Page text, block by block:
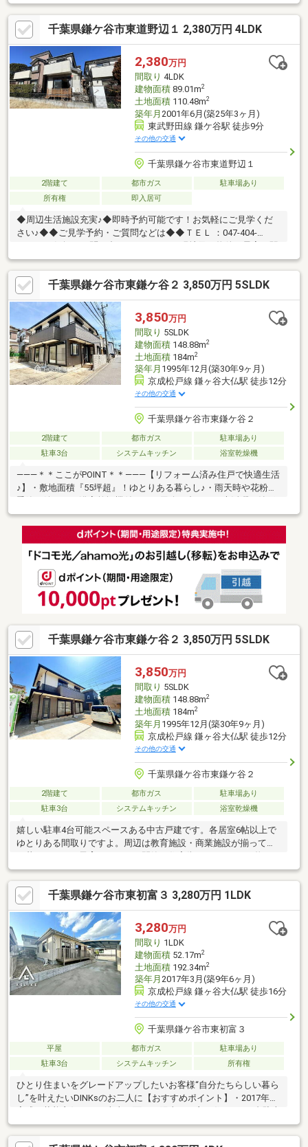
月一部リフォーム済で快適にお過ごしいただけます。（※内容確
認中）◇生活利便施設が徒歩10分圏内にあり生活しやすい住環境
◎◇幼稚園徒歩7分、小学校徒歩5分で小さなお子様のいるご家族
も安心の立地！＊【周辺環境】＊〇東武ストア鎌ケ谷店 約450m
／徒歩約6分〇ファミリーマート道野辺中央店 約300m／徒歩約4
分〇くすりの福太郎鎌ケ谷店 約800m／徒歩約10分〇みちる幼稚
園 約500m／徒歩約7分
千葉県鎌ケ谷市東道野辺１ 2,380万円 4LDK
2,380万円
間取り 4LDK
建物面積89.01m2
土地面積110.48m2
築年月 2001年6月(築25年3ヶ月)
東武野田線 鎌ケ谷駅 徒歩9分
その他の交通
千葉県鎌ケ谷市東道野辺１
2階建て 都市ガス
駐車場あり
所有権
即入居可
◆周辺生活施設充実♪◆即時予約可能です！お気軽にご見学くだ
さい♪◆◆ご見学予約・ご質問などは◆◆ＴＥＬ ：047-404-
8960 お気軽にお問い合わせください♪●現地又は物件の最寄り駅
でのお待ち合わせが可能です！●ご自宅まで送迎もいたします！●
頭金０円で購入可能！●資料請求のみも大歓迎！！
千葉県鎌ケ谷市東鎌ケ谷２ 3,850万円 5SLDK
3,850万円
間取り 5SLDK
建物面積148.88m2
土地面積184m2
築年月 1995年12月(築30年9ヶ月)
京成松戸線 鎌ヶ谷大仏駅 徒歩12分
その他の交通
千葉県鎌ケ谷市東鎌ケ谷２
2階建て 都市ガス
駐車場あり
駐車3台
システムキッチン 浴室乾燥機
―――＊＊ここがPOINT＊＊―――【リフォーム済み住戸で快適生活
♪】・敷地面積『55坪超』！ゆとりある暮らし♪・雨天時や花粉の
あり♪・お部屋もスッキリ、WICなど収納設備充実！・2面バルコ
ニーで洗濯物もたっぷり干せますね！・カースペース4台分あり！
（車種による）・旭化成ヘーベルハウス施工！※本日ご案内可能
です！是非、この機会にお気軽にお越し下さい♪◆人気エリアの
5LDK＋S♪◆早朝や夜間のご案内にも対応致します！◆住宅ロー
ンのご相談もお気軽に♪
千葉県鎌ケ谷市東鎌ケ谷２ 3,850万円 5SLDK
3,850万円
間取り 5SLDK
建物面積148.88m2
土地面積184m2
築年月 1995年12月(築30年9ヶ月)
京成松戸線 鎌ヶ谷大仏駅 徒歩12分
その他の交通
千葉県鎌ケ谷市東鎌ケ谷２
2階建て 都市ガス
駐車場あり
駐車3台
システムキッチン 浴室乾燥機
嬉しい駐車4台可能スペースある中古戸建です。各居室6帖以上で
ゆとりある間取りですよ。周辺は教育施設・商業施設が揃ってい
る暮らしやすく子育てしやすい閑静な住宅街エリアです。■物
件、住宅ローン、購入の流れなど、丁寧にわかりやすくご説明致
します。【優和住宅は地元市川市を中心に地域密着30年。市川
市・船橋市・松戸市の不動産のことならお任せ下さい。まずは、
お気軽にご相談下さい！】■ご案内・物件詳細情報記載パンフレ
ットのご請求はお気軽にお問い合わせ下さい♪※メールの場合：
【資料請求】ボタンをクリックでお問い合わせ下さい。
千葉県鎌ケ谷市東初富３ 3,280万円 1LDK
3,280万円
間取り 1LDK
建物面積52.17m2
土地面積192.34m2
築年月 2017年3月(築9年6ヶ月)
京成松戸線 鎌ヶ谷大仏駅 徒歩16分
その他の交通
千葉県鎌ケ谷市東初富３
平屋 都市ガス
駐車場あり
駐車3台
システムキッチン 所有権
ひとり住まいをグレードアップしたいお客様“自分たちらしい暮ら
し”を叶えたいDINKsのお二人に【おすすめポイント】・2017年に
OK。カーポートも（※台数は車種によります）・ドッグランとし
ても利用できる広い庭・京成松戸線、東武野田線を利用可・徒歩